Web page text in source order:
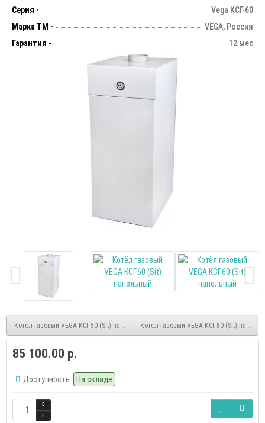
Серия -
Vega КСГ-60
Марка ТМ -
VEGA, Россия
Гарантия -
12 мес
Котёл газовый VEGA КСГ-50 (Sit) напольныйКотёл газовый VEGA КСГ-80 (Sit)
85 100.00 р.
Доступность: На складе